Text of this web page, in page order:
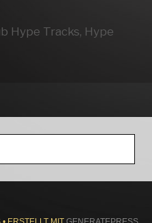
Hype Tracks, Hype